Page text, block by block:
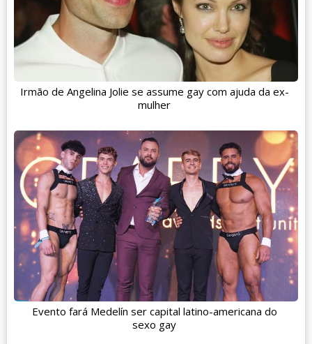
Irmão de Angelina Jolie se assume gay com ajuda da ex-
mulher
Evento fará Medelín ser capital latino-americana do
sexo gay